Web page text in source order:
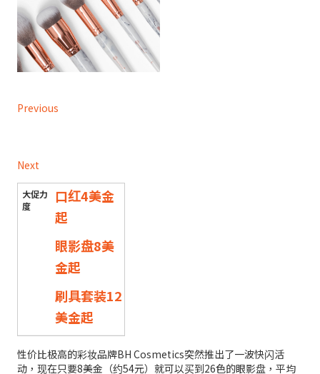
Previous
Next
口红4美金
起
眼影盘8美
金起
刷具套装12
美金起
性价比极高的彩妆品牌BH Cosmetics突然推出了一波快闪活
动，现在只要8美金（约54元）就可以买到26色的眼影盘，平均